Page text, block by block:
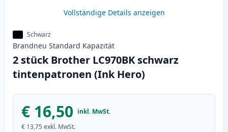
Vollständige Details anzeigen
Schwarz
Brandneu Standard Kapazität
2 stück Brother LC970BK schwarz
tintenpatronen (Ink Hero)
€ 16,50 inkl. MwSt.
€ 13,75 exkl. MwSt.